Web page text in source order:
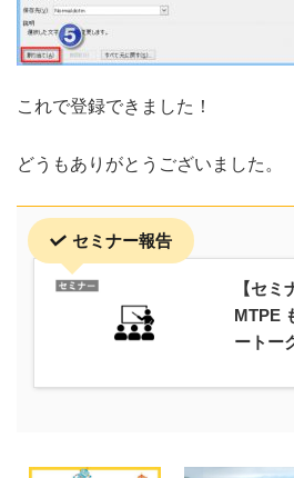
これで登録できました！
どうもありがとうございました。
セミナー報告
【セ
MTPE
ートー